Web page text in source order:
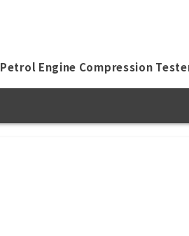
Petrol Engine Compression